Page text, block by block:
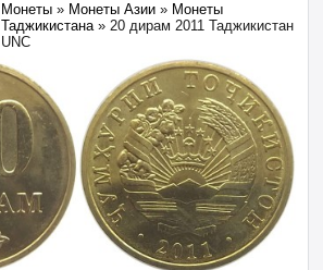
Монеты » Монеты Азии » Монеты
Таджикистана» 20 дирам 2011 Таджикистан
UNC